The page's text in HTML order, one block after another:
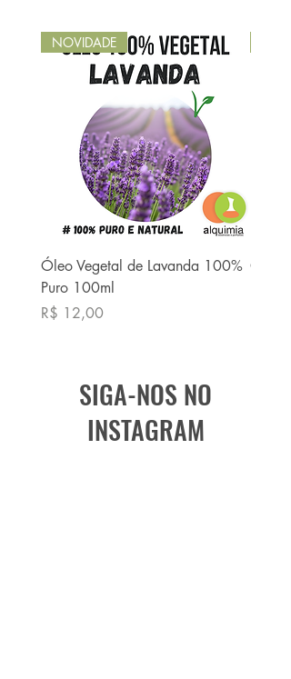
NOVIDADE
Óleo Vegetal de Lavanda 100%
Puro 100ml
Preço
R$ 12,00
Óleo
SIGA-NOS NO
INSTAGRAM